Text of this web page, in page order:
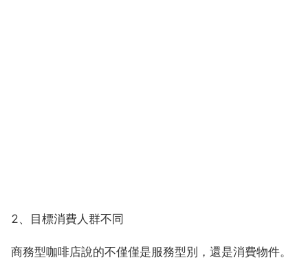
2、目標消費人群不同
商務型咖啡店說的不僅僅是服務型別，還是消費物件。